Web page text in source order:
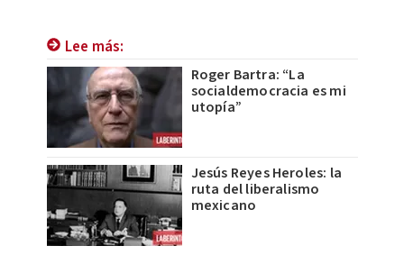
Lee más:
Roger Bartra: “La
socialdemocracia es mi
utopía”
Jesús Reyes Heroles: la
ruta del liberalismo
mexicano